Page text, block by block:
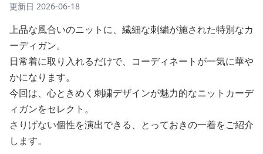
更新日 2026-06-18
上品な風合いのニットに、繊細な刺繍が施された特別なカ
ーディガン。
日常着に取り入れるだけで、コーディネートが一気に華や
かになります。
今回は、心ときめく刺繍デザインが魅力的なニットカーデ
ィガンをセレクト。
さりげない個性を演出できる、とっておきの一着をご紹介
します。